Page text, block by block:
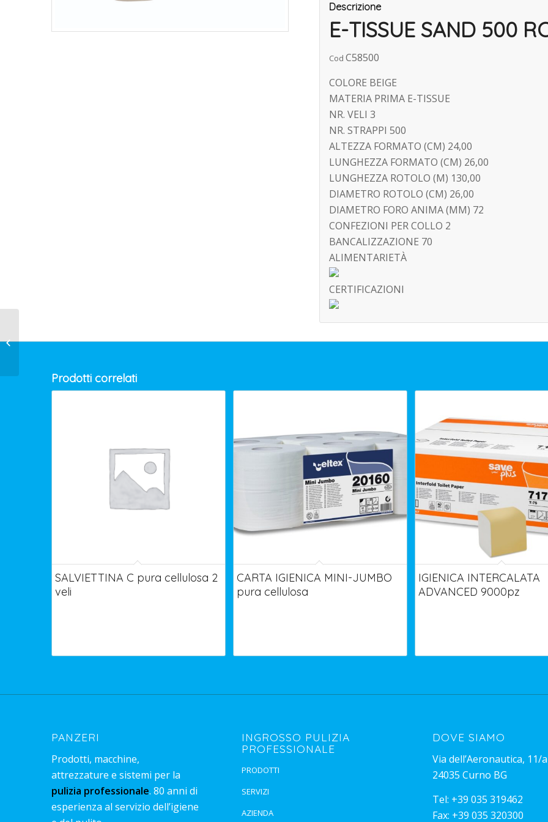
Descrizione
E-TISSUE SAND 500
Cod C58500
COLORE BEIGE
MATERIA PRIMA E-TISSUE
NR. VELI 3
NR. STRAPPI 500
ALTEZZA FORMATO (CM) 24,00
LUNGHEZZA FORMATO (CM) 26,00
LUNGHEZZA ROTOLO (M) 130,00
DIAMETRO ROTOLO (CM) 26,00
DIAMETRO FORO ANIMA (MM) 72
CONFEZIONI PER COLLO 2
BANCALIZZAZIONE 70
ALIMENTARIETÀ
CERTIFICAZIONI
Prodotti correlati
SALVIETTINA C pura cellulosa 2
veli
CARTA IGIENICA MINI-JUMBO
pura cellulosa
IGIENICA INTERCALATA
ADVANCED 9000pz
PANZERI
Prodotti, macchine,
attrezzature e sistemi per la
pulizia professionale. 80 anni di
esperienza al servizio dell’igiene
INGROSSO PULIZIA
PROFESSIONALE
PRODOTTI
SERVIZI
AZIENDA
DOVE SIAMO
Via dell’Aeronautica, 11/a
24035 Curno BG
Tel: +39 035 319462
Fax: +39 035 320300